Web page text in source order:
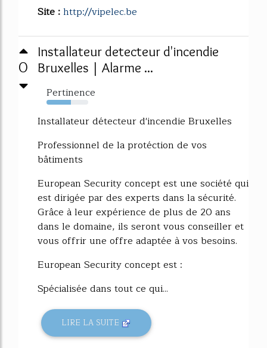
Site :http://vipelec.be
0
Installateur detecteur d'incendie
Bruxelles | Alarme ...
Pertinence
58%
Installateur détecteur d'incendie Bruxelles
Professionnel de la protéction de vos
bâtiments
European Security concept est une société qui
est dirigée par des experts dans la sécurité.
Grâce à leur expérience de plus de 20 ans
dans le domaine, ils seront vous conseiller et
vous offrir une offre adaptée à vos besoins.
European Security concept est :
Spécialisée dans tout ce qui...
LIRE LA SUITE